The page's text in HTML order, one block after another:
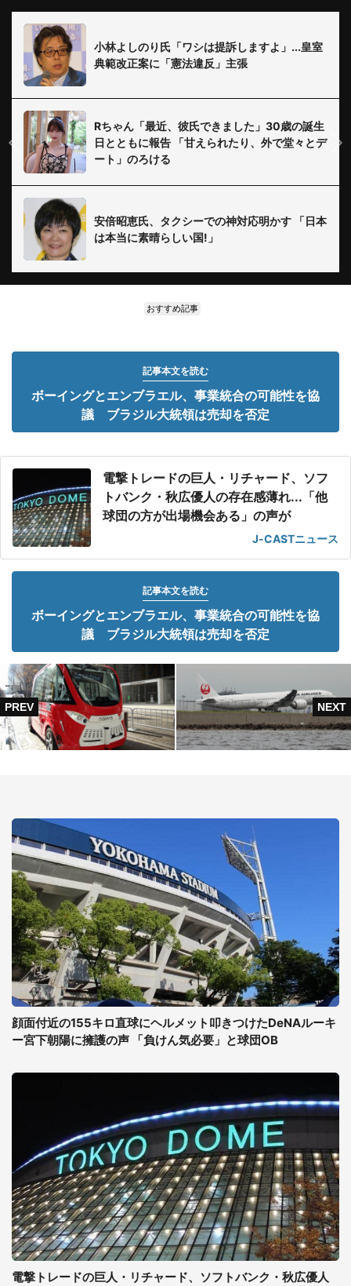
小林よしのり氏「ワシは提訴しますよ」...皇室
典範改正案に「憲法違反」主張
Rちゃん「最近、彼氏できました」30歳の誕生
日とともに報告 「甘えられたり、外で堂々とデ
ート」のろける
安倍昭恵氏、タクシーでの神対応明かす 「日本
は本当に素晴らしい国!」
おすすめ記事
記事本文を読む
ボーイングとエンブラエル、事業統合の可能性を協
議 ブラジル大統領は売却を否定
電撃トレードの巨人・リチャード、ソフ
トバンク・秋広優人の存在感薄れ...「他
球団の方が出場機会ある」の声が
J-CASTニュース
記事本文を読む
ボーイングとエンブラエル、事業統合の可能性を協
議 ブラジル大統領は売却を否定
顔面付近の155キロ直球にヘルメット叩きつけたDeNAルーキ
ー宮下朝陽に擁護の声 「負けん気必要」と球団OB
電撃トレードの巨人・リチャード、ソフトバンク・秋広優人